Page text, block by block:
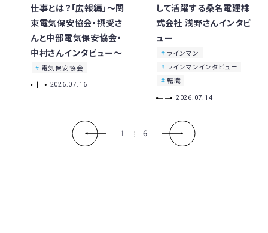
仕事とは？「広報編」〜関
東電気保安協会・摂受さ
んと中部電気保安協会・
中村さんインタビュー〜
電気保安協会
2026.07.16
して活躍する桑名電建株
式会社 浅野さんインタビ
ュー
ラインマン
ラインマンインタビュー
転職
2026.07.14
1 6